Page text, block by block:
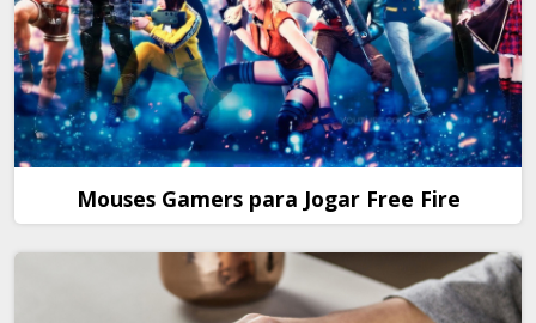
Mouses Gamers para Jogar Free Fire